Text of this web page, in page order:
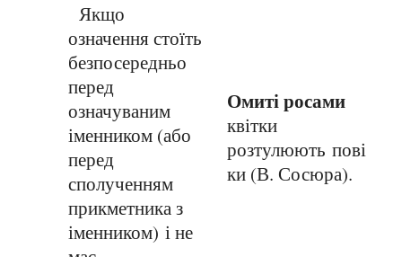
Якщо
означення стоїть
безпосередньо
перед
означуваним
іменником (або
перед
сполученням
прикметника з
іменником) і не
Омиті росами
квітки
розтулюють пові
ки (В. Сосюра).